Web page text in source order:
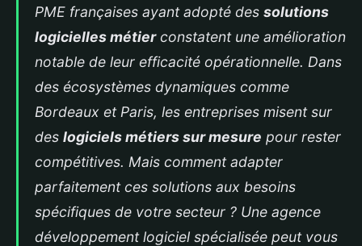
PME françaises ayant adopté des solutions
logicielles métierconstatent une amélioration
notable de leur efficacité opérationnelle. Dans
des écosystèmes dynamiques comme
Bordeaux et Paris, les entreprises misent sur
des logiciels métiers sur mesure pour rester
compétitives. Mais comment adapter
parfaitement ces solutions aux besoins
spécifiques de votre secteur ? Une agence
développement logiciel spécialisée peut vous